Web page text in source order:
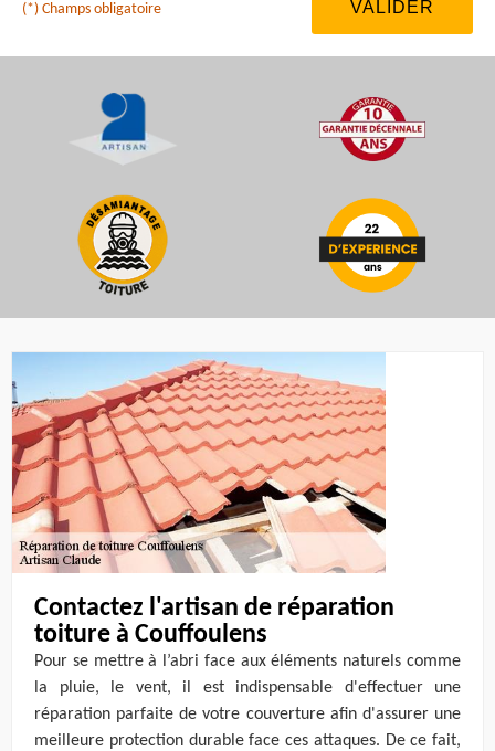
(*) Champs obligatoire
Contactez l'artisan de réparation
toiture à Couffoulens
Pour se mettre à l’abri face aux éléments naturels comme
la pluie, le vent, il est indispensable d'effectuer une
réparation parfaite de votre couverture afin d'assurer une
meilleure protection durable face ces attaques. De ce fait,